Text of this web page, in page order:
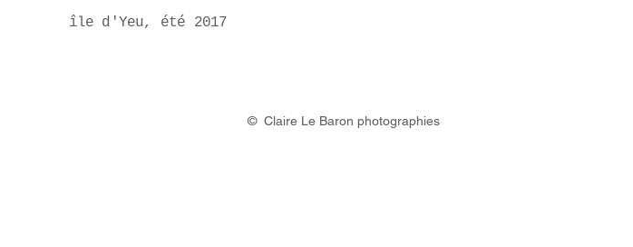
​île d'Yeu, été 2017
© Claire Le Baron photographies